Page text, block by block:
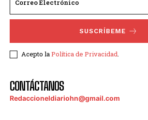
SUSCRÍBEME
Acepto laPolítica de Privacidad.
CONTÁCTANOS
Redaccioneldiariohn@gmail.com